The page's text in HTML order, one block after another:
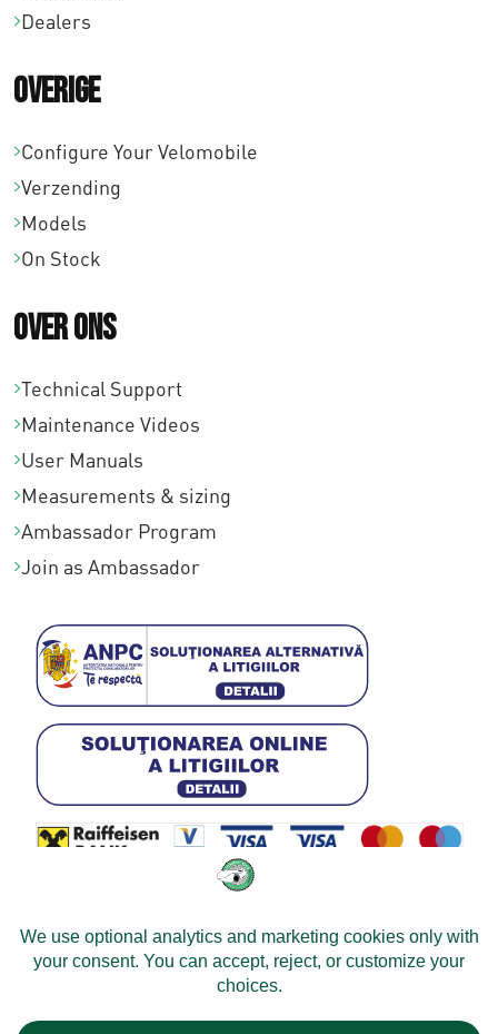
Dealers
Overige
Configure Your Velomobile
Verzending
Models
On Stock
Over ons
Technical Support
Maintenance Videos
User Manuals
Measurements & sizing
Ambassador Program
Join as Ambassador